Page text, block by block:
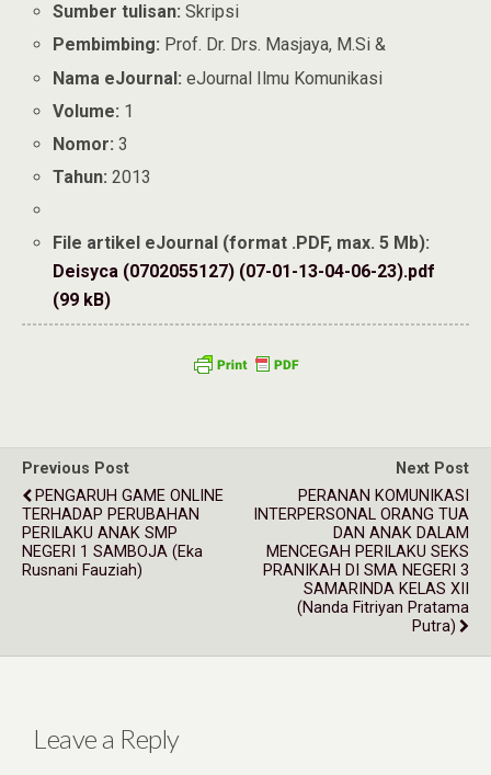
Sumber tulisan: Skripsi
Pembimbing: Prof. Dr. Drs. Masjaya, M.Si &
Nama eJournal: eJournal Ilmu Komunikasi
Volume: 1
Nomor: 3
Tahun: 2013
File artikel eJournal (format .PDF, max. 5 Mb):
Deisyca (0702055127) (07-01-13-04-06-23).pdf
(99 kB)
Previous Post
PENGARUH GAME ONLINE
TERHADAP PERUBAHAN
PERILAKU ANAK SMP
NEGERI 1 SAMBOJA (Eka
Rusnani Fauziah)
Next Post
PERANAN KOMUNIKASI
INTERPERSONAL ORANG TUA
DAN ANAK DALAM
MENCEGAH PERILAKU SEKS
PRANIKAH DI SMA NEGERI 3
SAMARINDA KELAS XII
(Nanda Fitriyan Pratama
Putra)
Leave a Reply